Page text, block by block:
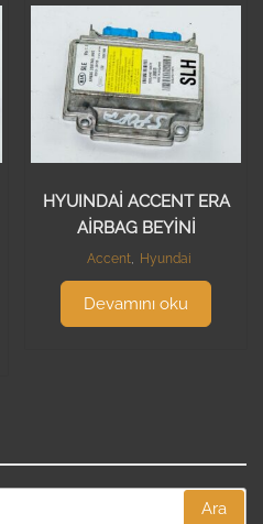
HYUINDAİ ACCENT ERA
AİRBAG BEYİNİ
Accent, Hyundai
Devamını oku
Ara